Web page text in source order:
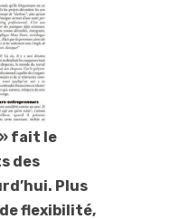
» fait le
des
Plus
flexibilité,